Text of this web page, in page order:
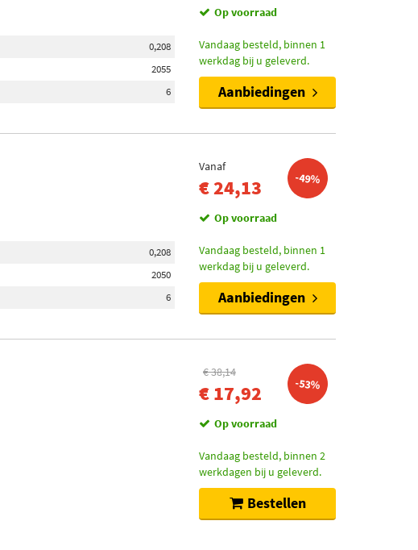
0,208
2055
6
Op voorraad
Vandaag besteld, binnen 1
werkdag bij u geleverd.
Aanbiedingen
0,208
2050
6
Vanaf
€ 24,13 -49%
Op voorraad
Vandaag besteld, binnen 1
werkdag bij u geleverd.
Aanbiedingen
€ 38,14
€ 17,92 -53%
Op voorraad
Vandaag besteld, binnen 2
werkdagen bij u geleverd.
Bestellen